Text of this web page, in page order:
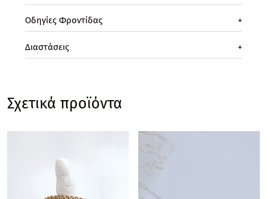
Οδηγίες Φροντίδας +
Διαστάσεις +
Σχετικά προϊόντα